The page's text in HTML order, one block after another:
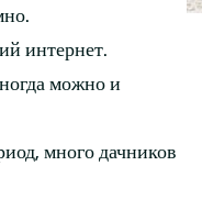
интернет.
можно и
много дачников